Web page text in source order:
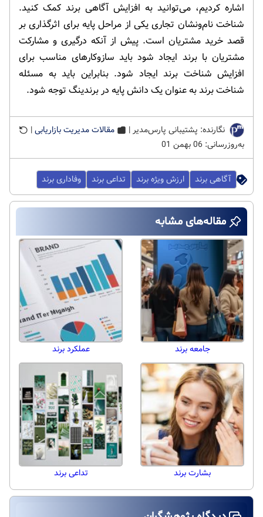
اشاره کردیم، می‌توانید به افزایش آگاهی برند کمک کنید.
شناخت نام‌ونشان تجاری یکی از مراحل پایه برای اثرگذاری بر
قصد خرید مشتریان است. پیش از آنکه درگیری و مشارکت
مشتریان با برند ایجاد شود باید سازوکارهای مناسب برای
افزایش شناخت برند ایجاد شود. بنابراین باید به مسئله
شناخت برند به عنوان یک دانش پایه در برندینگ توجه شود.
نگارنده: پشتیبانی پارس‌مدیر | مقالات مدیریت بازاریابی|
به‌روزرسانی: 06 بهمن 01
آگاهی برند ارزش ویژه برند تداعی برند وفاداری برند
مقاله‌های مشابه
جامعه برند عملکرد برند
بشارت برند تداعی برند